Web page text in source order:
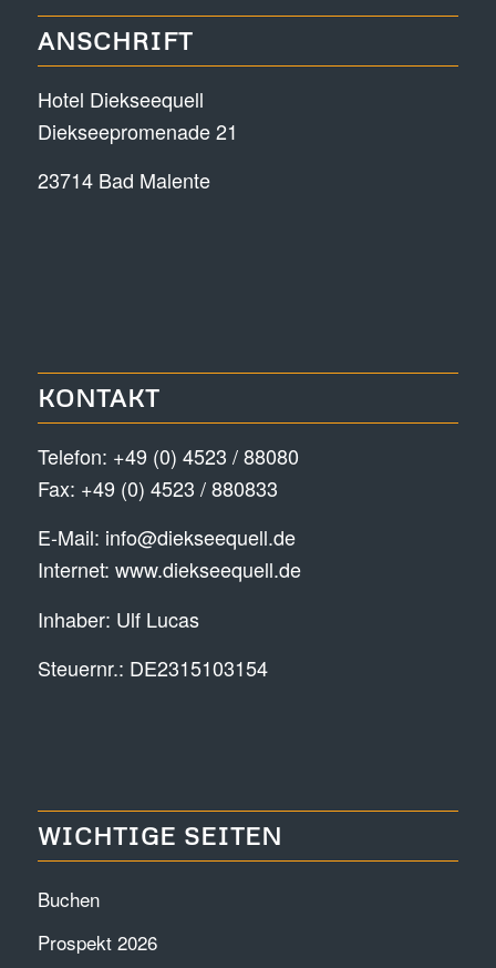
ANSCHRIFT
Hotel Diekseequell
Diekseepromenade 21
23714 Bad Malente
KONTAKT
Telefon: +49 (0) 4523 / 88080
Fax: +49 (0) 4523 / 880833
E-Mail: info@diekseequell.de
Internet: www.diekseequell.de
Inhaber: Ulf Lucas
Steuernr.: DE2315103154
WICHTIGE SEITEN
Buchen
Prospekt 2026